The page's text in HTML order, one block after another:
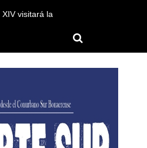
del gobierno, tuvo
tras quedarse
en el Senado